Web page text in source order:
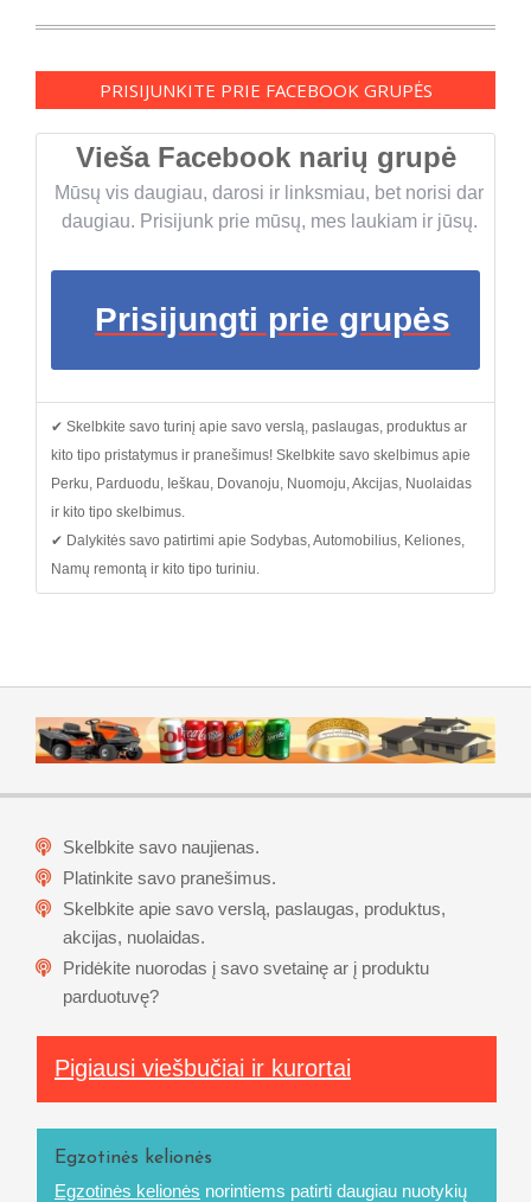
PRISIJUNKITE PRIE FACEBOOK GRUPĖS
Vieša Facebook narių grupė
Mūsų vis daugiau, darosi ir linksmiau, bet norisi dar
daugiau. Prisijunk prie mūsų, mes laukiam ir jūsų.
Prisijungti prie grupės
✔ Skelbkite savo turinį apie savo verslą, paslaugas, produktus ar
kito tipo pristatymus ir pranešimus! Skelbkite savo skelbimus apie
Perku, Parduodu, Ieškau, Dovanoju, Nuomoju, Akcijas, Nuolaidas
ir kito tipo skelbimus.
✔ Dalykitės savo patirtimi apie Sodybas, Automobilius, Keliones,
Namų remontą ir kito tipo turiniu.
Skelbkite savo naujienas.
Platinkite savo pranešimus.
Skelbkite apie savo verslą, paslaugas, produktus,
akcijas, nuolaidas.
Pridėkite nuorodas į savo svetainę ar į produktu
parduotuvę?
Pigiausi viešbučiai ir kurortai
Egzotinės kelionės
Egzotinės kelionės norintiems patirti daugiau nuotykių